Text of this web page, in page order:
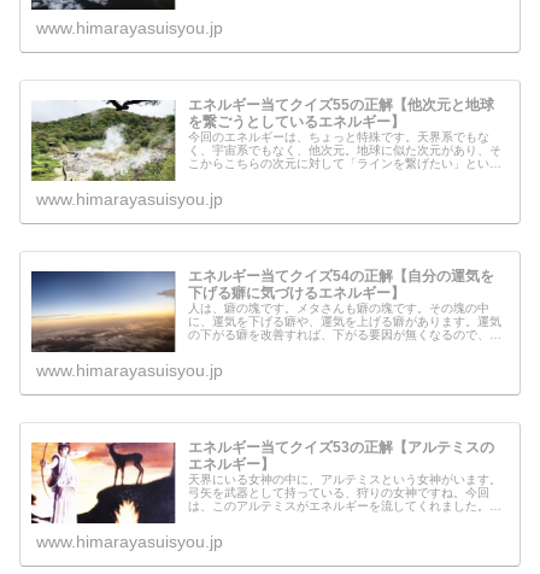
www.himarayasuisyou.jp
エネルギー当てクイズ55の正解【他次元と地球
を繋ごうとしているエネルギー】
今回のエネルギーは、ちょっと特殊です。天界系でもな
く、宇宙系でもなく、他次元。地球に似た次元があり、そ
こからこちらの次元に対して「ラインを繋げたい」という
www.himarayasuisyou.jp
エネルギー当てクイズ54の正解【自分の運気を
下げる癖に気づけるエネルギー】
人は、癖の塊です。メタさんも癖の塊です。その塊の中
に、運気を下げる癖や、運気を上げる癖があります。運気
の下がる癖を改善すれば、下がる要因が無くなるので、本
www.himarayasuisyou.jp
エネルギー当てクイズ53の正解【アルテミスの
エネルギー】
天界にいる女神の中に、アルテミスという女神がいます。
弓矢を武器として持っている、狩りの女神ですね。今回
は、このアルテミスがエネルギーを流してくれました。ア
www.himarayasuisyou.jp